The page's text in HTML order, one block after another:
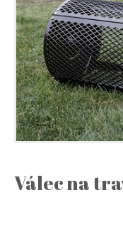
Válec na